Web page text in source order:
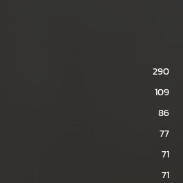
290
109
86
77
71
71